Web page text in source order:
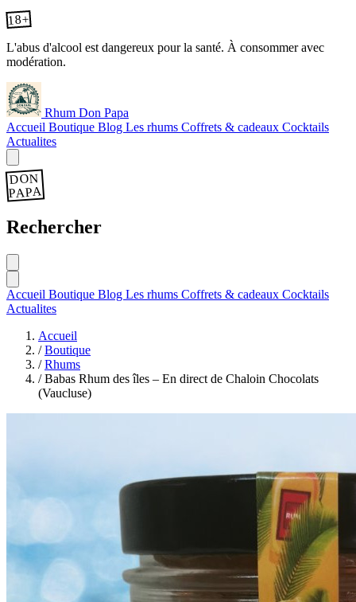
18+
L'abus d'alcool est dangereux pour la santé. À consommer avec
modération.
Rhum Don Papa
Accueil Boutique Blog Les rhums Coffrets & cadeaux Cocktails
Actualites
DON
PAPA
Rechercher
Accueil Boutique Blog Les rhums Coffrets & cadeaux Cocktails
Actualites
Accueil
/ Boutique
/ Rhums
/ Babas Rhum des îles – En direct de Chaloin Chocolats
(Vaucluse)